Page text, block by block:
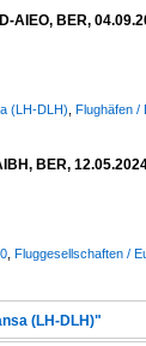
AIEO, BER,
(LH-DLH) Flughäfen /
BER,
Fluggesellschaften /
(LH-DLH)"